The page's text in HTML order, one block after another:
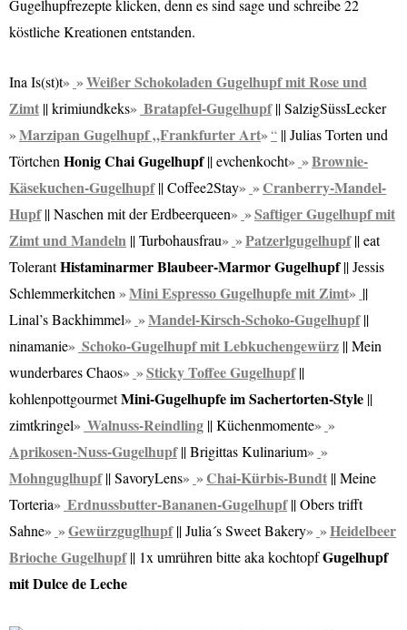
Gugelhupfrezepte klicken, denn es sind sage und schreibe 22
köstliche Kreationen entstanden.
Ina Is(st)t
Weißer Schokoladen Gugelhupf mit Rose und
Zimt || krimiundkeks Bratapfel-Gugelhupf|| SalzigSüssLecker
Marzipan Gugelhupf „Frankfurter Art “ || Julias Torten und
Törtchen Honig Chai Gugelhupf|| evchenkocht
Brownie-
Käsekuchen-Gugelhupf|| Coffee2Stay
Cranberry-Mandel-
Hupf|| Naschen mit der Erdbeerqueen
Saftiger Gugelhupf mit
Zimt und Mandeln || Turbohausfrau Patzerlgugelhupf|| eat
TolerantHistaminarmer Blaubeer-Marmor Gugelhupf|| Jessis
Schlemmerkitchen
Mini Espresso Gugelhupfe mit Zimt
||
Linal’s Backhimmel
Mandel-Kirsch-Schoko-Gugelhupf||
ninamanie
Schoko-Gugelhupf mit Lebkuchengewürz || Mein
wunderbares Chaos
Sticky Toffee Gugelhupf ||
kohlenpottgourmetMini-Gugelhupfe im Sachertorten-Style ||
zimtkringel
Walnuss-Reindling || Küchenmomente
Aprikosen-Nuss-Gugelhupf|| Brigittas Kulinarium
Mohnguglhupf|| SavoryLens Chai-Kürbis-Bundt || Meine
Torteria
Erdnussbutter-Bananen-Gugelhupf|| Obers trifft
Sahne
Gewürzguglhupf|| Julia´s Sweet Bakery
Heidelbeer
Brioche Gugelhupf || 1x umrühren bitte aka kochtopfGugelhupf
mit Dulce de Leche